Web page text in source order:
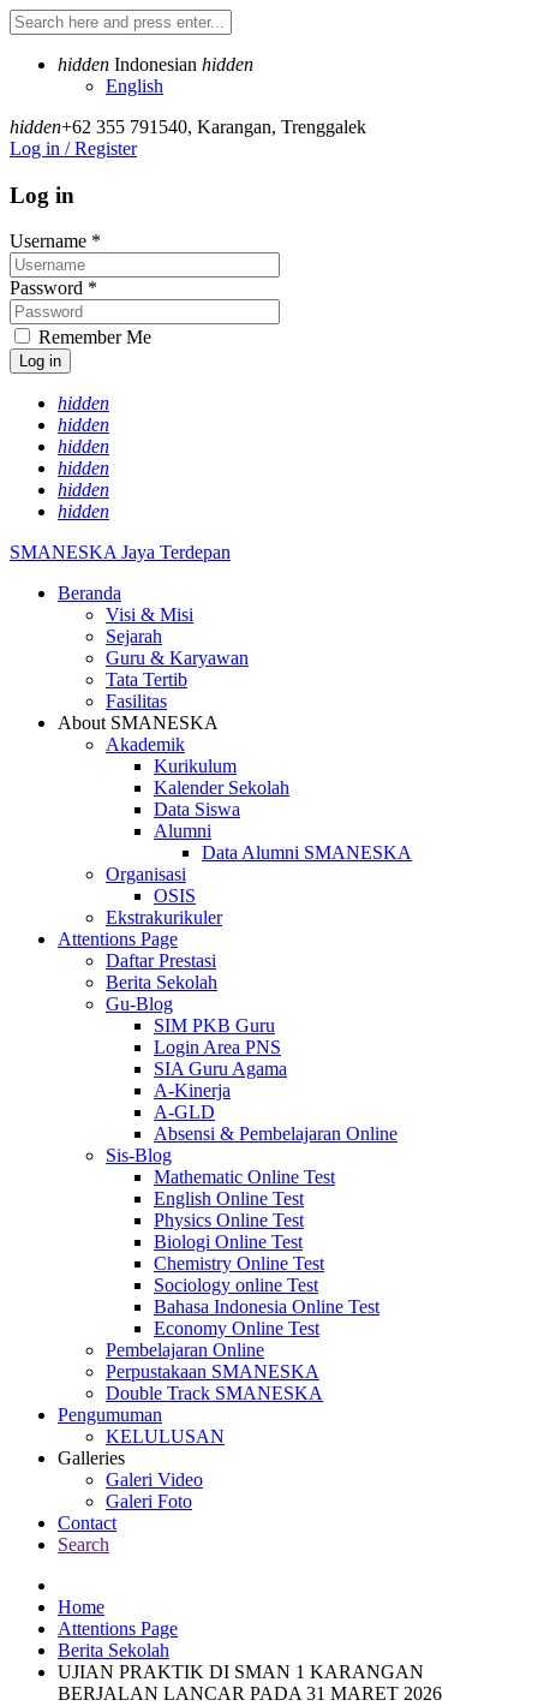
hidden Indonesian hidden
English
hidden+62 355 791540, Karangan, Trenggalek
Log in / Register
Log in
Username *
Password *
Remember Me
Log in
hidden
hidden
hidden
hidden
hidden
hidden
SMANESKA Jaya Terdepan
Beranda
Visi & Misi
Sejarah
Guru & Karyawan
Tata Tertib
Fasilitas
About SMANESKA
Akademik
Kurikulum
Kalender Sekolah
Data Siswa
Alumni
Data Alumni SMANESKA
Organisasi
OSIS
Ekstrakurikuler
Attentions Page
Daftar Prestasi
Berita Sekolah
Gu-Blog
SIM PKB Guru
Login Area PNS
SIA Guru Agama
A-Kinerja
A-GLD
Absensi & Pembelajaran Online
Sis-Blog
Mathematic Online Test
English Online Test
Physics Online Test
Biologi Online Test
Chemistry Online Test
Sociology online Test
Bahasa Indonesia Online Test
Economy Online Test
Pembelajaran Online
Perpustakaan SMANESKA
Double Track SMANESKA
Pengumuman
KELULUSAN
Galleries
Galeri Video
Galeri Foto
Contact
Search
Home
Attentions Page
Berita Sekolah
UJIAN PRAKTIK DI SMAN 1 KARANGAN
BERJALAN LANCAR PADA 31 MARET 2026